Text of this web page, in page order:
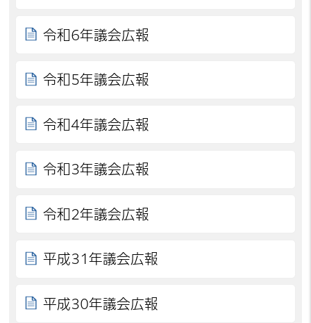
令和6年議会広報
令和5年議会広報
令和4年議会広報
令和3年議会広報
令和2年議会広報
平成31年議会広報
平成30年議会広報